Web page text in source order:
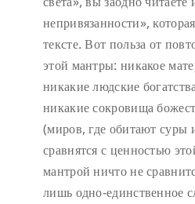
непривязанности»,
тексте. Вот польза от
этой мантры: никакое
никакие людские
никакие сокровища
(миров, где обитают суры
сравнятся с ценностью
мантрой ничто не
лишь одно-единственное